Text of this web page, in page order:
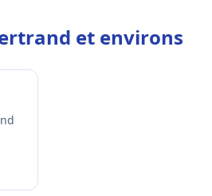
et environs